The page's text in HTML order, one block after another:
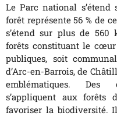
Le Parc national
forêt représente 56 % de
s’étend sur plus de 560
forêts constituant le
publiques, soit
d’Arc-en-Barrois, de
emblématiques. Des
s’appliquent aux forêts
favoriser la biodiversité.